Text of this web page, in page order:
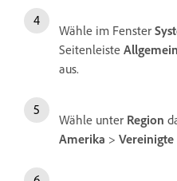
Wähle im Fenster
Seitenleiste Allgemein
aus.
Wähle unter Region
Amerika > Vereinigte